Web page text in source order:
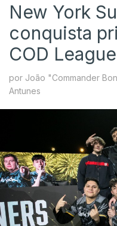
New York
conquista
COD League
por João "Commander
Antunes